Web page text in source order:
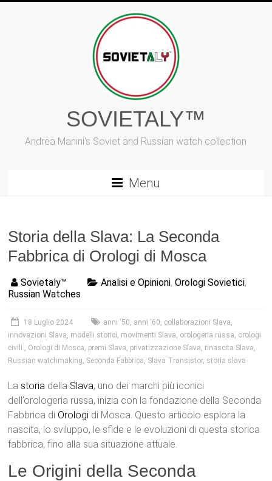
SOVIETALY™
Andrea Manini's Soviet and Russian watch collection
Menu
Storia della Slava: La Seconda
Fabbrica di Orologi di Mosca
Sovietaly™ Analisi e Opinioni,Orologi Sovietici,
Russian Watches
18 Luglio 2024 anni '50, anni '60, collaborazioni Slava,
innovazioni Slava, modelli storici, movimenti Slava, orologeria russa, orologi
civili., Orologi di Mosca, premi Slava, privatizzazione Slava, rinascita Slava,
Russian watchmaking, Seconda Fabbrica, Slava Transistor, storia slava
La storia della Slava, uno dei marchi più iconici
dell’orologeria russa, inizia con la fondazione della Seconda
Fabbrica di Orologi di Mosca. Questo articolo esplora la
nascita, lo sviluppo, le sfide e le evoluzioni di questa storica
fabbrica, fino alla sua situazione attuale.
Le Origini della Seconda